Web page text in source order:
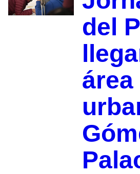
del
área